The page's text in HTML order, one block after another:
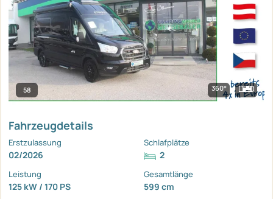
58 360°
Fahrzeugdetails
Erstzulassung
02/2026
Schlafplätze
2
Leistung
125 kW / 170 PS
Gesamtlänge
599 cm